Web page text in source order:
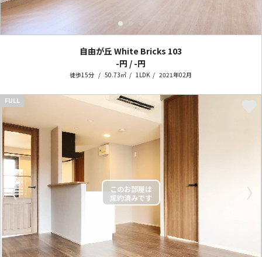
自由が丘 White Bricks 103
-円 / -円
徒歩15分 50.73㎡ 1LDK 2021年02月
〈 〉
FULL